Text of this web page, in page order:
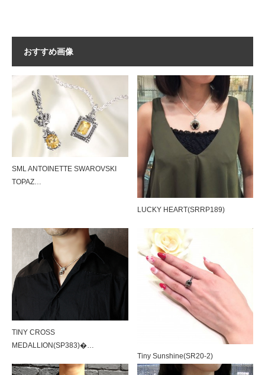
おすすめ画像
SML ANTOINETTE SWAROVSKI
TOPAZ…
LUCKY HEART(SRRP189)
TINY CROSS
MEDALLION(SP383)�…
Tiny Sunshine(SR20-2)
SILK CODE w/HOOK（SN-SLK01）